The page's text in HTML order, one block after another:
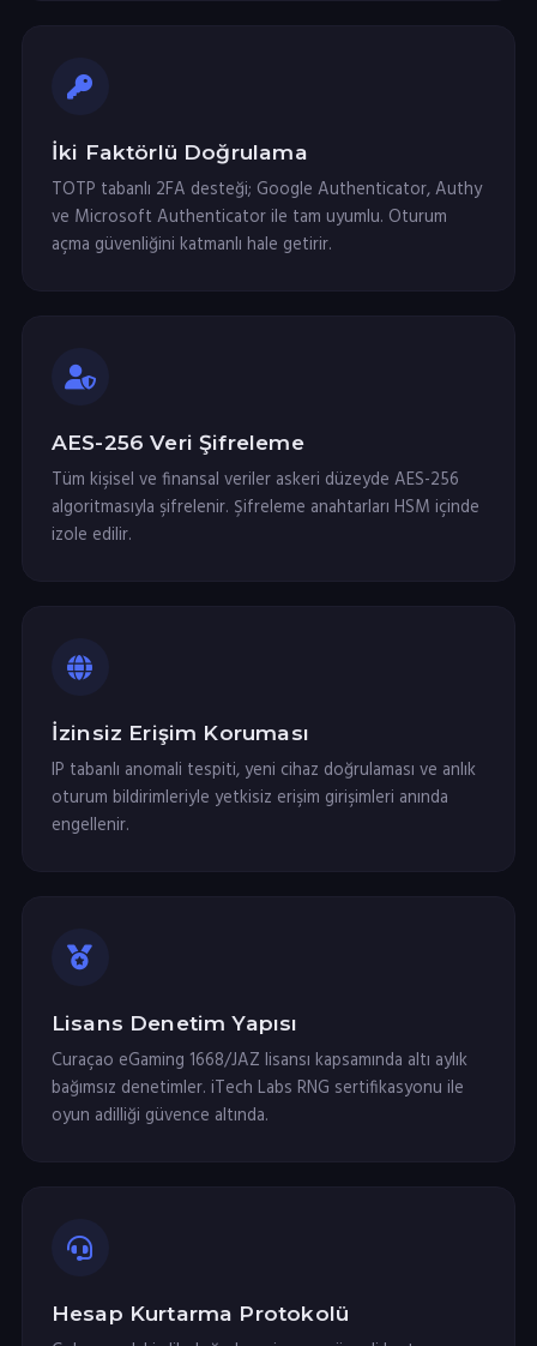
İki Faktörlü Doğrulama
TOTP tabanlı 2FA desteği; Google Authenticator, Authy
ve Microsoft Authenticator ile tam uyumlu. Oturum
açma güvenliğini katmanlı hale getirir.
AES-256 Veri Şifreleme
Tüm kişisel ve finansal veriler askeri düzeyde AES-256
algoritmasıyla şifrelenir. Şifreleme anahtarları HSM içinde
izole edilir.
İzinsiz Erişim Koruması
IP tabanlı anomali tespiti, yeni cihaz doğrulaması ve anlık
oturum bildirimleriyle yetkisiz erişim girişimleri anında
engellenir.
Lisans Denetim Yapısı
Curaçao eGaming 1668/JAZ lisansı kapsamında altı aylık
bağımsız denetimler. iTech Labs RNG sertifikasyonu ile
oyun adilliği güvence altında.
Hesap Kurtarma Protokolü